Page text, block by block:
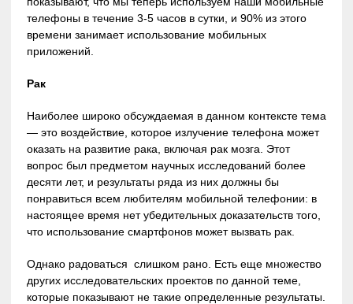
телефоны в течение 3-5 часов в сутки, и 90% из этого
времени занимает использование мобильных
приложений.
Рак
Наиболее широко обсуждаемая в данном контексте тема
— это воздействие, которое излучение телефона может
оказать на развитие рака, включая рак мозга. Этот
вопрос был предметом научных исследований более
десяти лет, и результаты ряда из них должны бы
понравиться всем любителям мобильной телефонии: в
настоящее время нет убедительных доказательств того,
что использование смартфонов может вызвать рак.
Однако радоваться слишком рано. Есть еще множество
других исследовательских проектов по данной теме,
которые показывают не такие определенные результаты.